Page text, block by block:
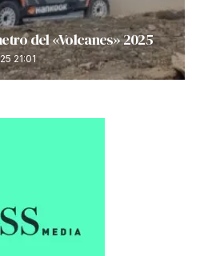
del «Volcanes» 2025
21:01